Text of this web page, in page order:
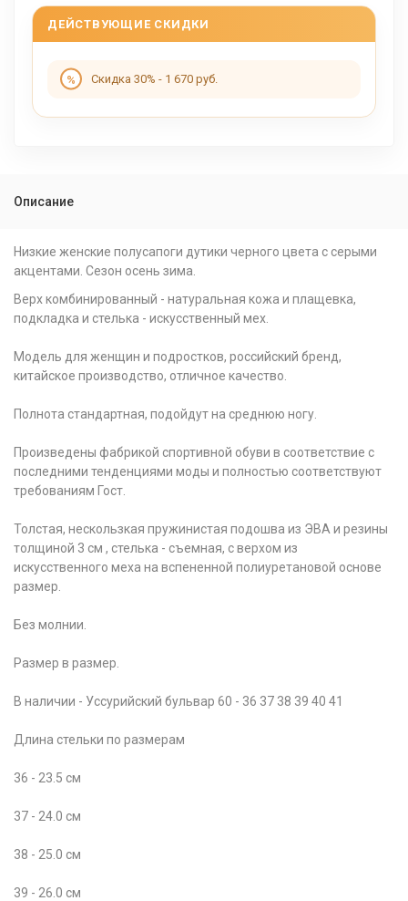
ДЕЙСТВУЮЩИЕ СКИДКИ
Скидка 30% - 1 670 руб.
Описание
Низкие женские полусапоги дутики черного цвета с серыми
акцентами. Сезон осень зима.
Верх комбинированный - натуральная кожа и плащевка,
подкладка и стелька - искусственный мех.
Модель для женщин и подростков, российский бренд,
китайское производство, отличное качество.
Полнота стандартная, подойдут на среднюю ногу.
Произведены фабрикой спортивной обуви в соответствие с
последними тенденциями моды и полностью соответствуют
требованиям Гост.
Толстая, нескользкая пружинистая подошва из ЭВА и резины
толщиной 3 см , стелька - съемная, с верхом из
искусственного меха на вспененной полиуретановой основе
размер.
Без молнии.
Размер в размер.
В наличии - Уссурийский бульвар 60 - 36 37 38 39 40 41
Длина стельки по размерам
36 - 23.5 см
37 - 24.0 см
38 - 25.0 см
39 - 26.0 см